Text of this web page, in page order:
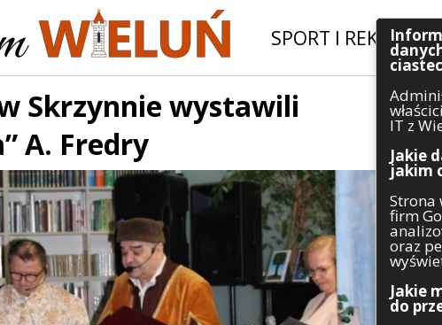
SPORT I REKREACJA
Skrzynnie wystawili
A. Fredry
IT z
Jakie
jakim
Strona
firm
oraz
Jakie
do